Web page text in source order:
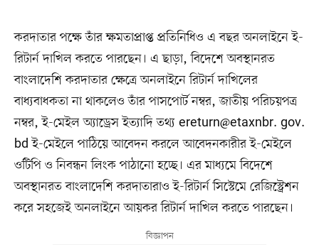
করদাতার পক্ষে তাঁর ক্ষমতাপ্রাপ্ত প্রতিনিধিও এ বছর অনলাইনে ই-
রিটার্ন দাখিল করতে পারছেন। এ ছাড়া, বিদেশে অবস্থানরত
বাংলাদেশি করদাতার ক্ষেত্রে অনলাইনে রিটার্ন দাখিলের
বাধ্যবাধকতা না থাকলেও তাঁর পাসপোর্ট নম্বর, জাতীয় পরিচয়পত্র
নম্বর, ই-মেইল অ্যাড্রেস ইত্যাদি তথ্য ereturn@etaxnbr. gov.
bd ই-মেইলে পাঠিয়ে আবেদন করলে আবেদনকারীর ই-মেইলে
ওটিপি ও নিবন্ধন লিংক পাঠানো হচ্ছে। এর মাধ্যমে বিদেশে
অবস্থানরত বাংলাদেশি করদাতারাও ই-রিটার্ন সিস্টেমে রেজিস্ট্রেশন
করে সহজেই অনলাইনে আয়কর রিটার্ন দাখিল করতে পারছেন।